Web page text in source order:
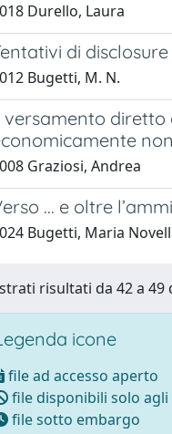
Durello, Laura
di
Bugetti, M. N.
versamento
Graziosi, Andrea
... e oltre
Bugetti, Maria
risultati da 42 a 49
icone
file ad accesso aperto
file disponibili solo
file sotto embargo